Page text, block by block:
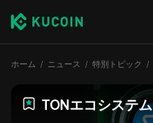
ホーム ニュース 特別トピック
TONエコシステム